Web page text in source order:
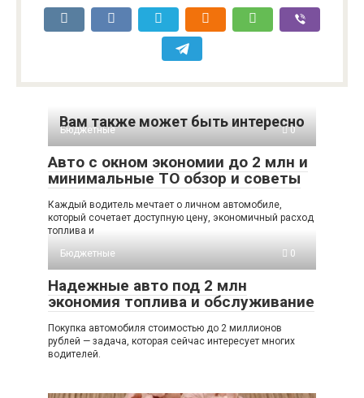
Вам также может быть интересно
Бюджетные 0
Авто с окном экономии до 2 млн и
минимальные ТО обзор и советы
Каждый водитель мечтает о личном автомобиле,
который сочетает доступную цену, экономичный расход
топлива и
Бюджетные
0
Надежные авто под 2 млн
экономия топлива и обслуживание
Покупка автомобиля стоимостью до 2 миллионов
рублей — задача, которая сейчас интересует многих
водителей.